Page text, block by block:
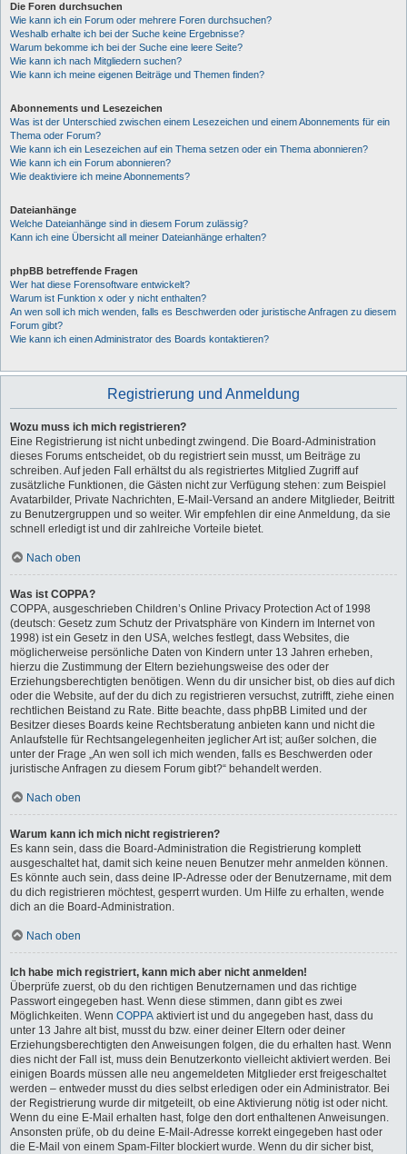
Die Foren durchsuchen
Wie kann ich ein Forum oder mehrere Foren durchsuchen?
Weshalb erhalte ich bei der Suche keine Ergebnisse?
Warum bekomme ich bei der Suche eine leere Seite?
Wie kann ich nach Mitgliedern suchen?
Wie kann ich meine eigenen Beiträge und Themen finden?
Abonnements und Lesezeichen
Was ist der Unterschied zwischen einem Lesezeichen und einem Abonnements für ein
Thema oder Forum?
Wie kann ich ein Lesezeichen auf ein Thema setzen oder ein Thema abonnieren?
Wie kann ich ein Forum abonnieren?
Wie deaktiviere ich meine Abonnements?
Dateianhänge
Welche Dateianhänge sind in diesem Forum zulässig?
Kann ich eine Übersicht all meiner Dateianhänge erhalten?
phpBB betreffende Fragen
Wer hat diese Forensoftware entwickelt?
Warum ist Funktion x oder y nicht enthalten?
An wen soll ich mich wenden, falls es Beschwerden oder juristische Anfragen zu diesem
Forum gibt?
Wie kann ich einen Administrator des Boards kontaktieren?
Registrierung und Anmeldung
Wozu muss ich mich registrieren?
Eine Registrierung ist nicht unbedingt zwingend. Die Board-Administration
dieses Forums entscheidet, ob du registriert sein musst, um Beiträge zu
schreiben. Auf jeden Fall erhältst du als registriertes Mitglied Zugriff auf
zusätzliche Funktionen, die Gästen nicht zur Verfügung stehen: zum Beispiel
Avatarbilder, Private Nachrichten, E-Mail-Versand an andere Mitglieder, Beitritt
zu Benutzergruppen und so weiter. Wir empfehlen dir eine Anmeldung, da sie
schnell erledigt ist und dir zahlreiche Vorteile bietet.
Nach oben
Was ist COPPA?
COPPA, ausgeschrieben Children’s Online Privacy Protection Act of 1998
(deutsch: Gesetz zum Schutz der Privatsphäre von Kindern im Internet von
1998) ist ein Gesetz in den USA, welches festlegt, dass Websites, die
möglicherweise persönliche Daten von Kindern unter 13 Jahren erheben,
hierzu die Zustimmung der Eltern beziehungsweise des oder der
Erziehungsberechtigten benötigen. Wenn du dir unsicher bist, ob dies auf dich
oder die Website, auf der du dich zu registrieren versuchst, zutrifft, ziehe einen
rechtlichen Beistand zu Rate. Bitte beachte, dass phpBB Limited und der
Besitzer dieses Boards keine Rechtsberatung anbieten kann und nicht die
Anlaufstelle für Rechtsangelegenheiten jeglicher Art ist; außer solchen, die
unter der Frage „An wen soll ich mich wenden, falls es Beschwerden oder
juristische Anfragen zu diesem Forum gibt?“ behandelt werden.
Nach oben
Warum kann ich mich nicht registrieren?
Es kann sein, dass die Board-Administration die Registrierung komplett
ausgeschaltet hat, damit sich keine neuen Benutzer mehr anmelden können.
Es könnte auch sein, dass deine IP-Adresse oder der Benutzername, mit dem
du dich registrieren möchtest, gesperrt wurden. Um Hilfe zu erhalten, wende
dich an die Board-Administration.
Nach oben
Ich habe mich registriert, kann mich aber nicht anmelden!
Überprüfe zuerst, ob du den richtigen Benutzernamen und das richtige
Passwort eingegeben hast. Wenn diese stimmen, dann gibt es zwei
Möglichkeiten. Wenn COPPA aktiviert ist und du angegeben hast, dass du
unter 13 Jahre alt bist, musst du bzw. einer deiner Eltern oder deiner
Erziehungsberechtigten den Anweisungen folgen, die du erhalten hast. Wenn
dies nicht der Fall ist, muss dein Benutzerkonto vielleicht aktiviert werden. Bei
einigen Boards müssen alle neu angemeldeten Mitglieder erst freigeschaltet
werden – entweder musst du dies selbst erledigen oder ein Administrator. Bei
der Registrierung wurde dir mitgeteilt, ob eine Aktivierung nötig ist oder nicht.
Wenn du eine E-Mail erhalten hast, folge den dort enthaltenen Anweisungen.
Ansonsten prüfe, ob du deine E-Mail-Adresse korrekt eingegeben hast oder
die E-Mail von einem Spam-Filter blockiert wurde. Wenn du dir sicher bist,